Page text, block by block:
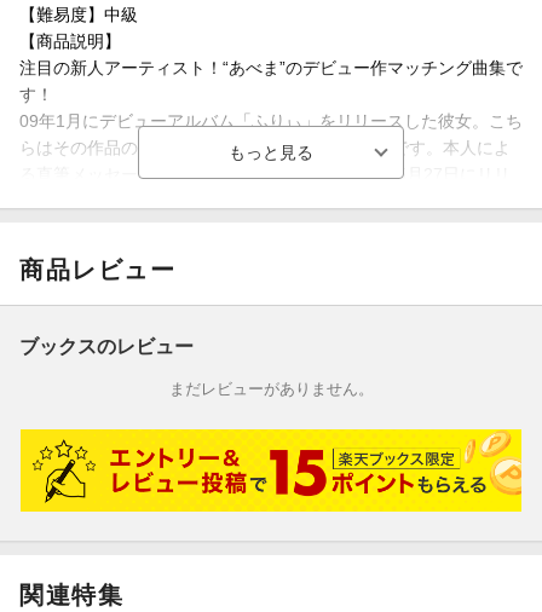
【難易度】中級
【商品説明】
注目の新人アーティスト！“あべま”のデビュー作マッチング曲集で
す！
09年1月にデビューアルバム「ふりぃ」をリリースした彼女。こち
らはその作品のマッチング・ギター弾き語り曲集です。本人によ
る直筆メッセージやイラストなども掲載。2009年5月27日にリリ
【収載曲】
[1] ふりぃ / 阿部 真央
[2] 人見知りの唄〜共感してもらえたら嬉しいって話です〜 / 阿部
真央
[3] MY BABY / 阿部 真央
[4] キレイな唄 / 阿部 真央
[6] Don't leave me / 阿部 真央
[7] コトバ / 阿部 真央
[8] want you DARLING / 阿部 真央
[10] 情けない男の唄 / 阿部 真央
CX系『Hey!Hey!Hey!』6・7月度エンディングテーマ
商品レビュー
ブックスのレビュー
まだレビューがありません。
関連特集